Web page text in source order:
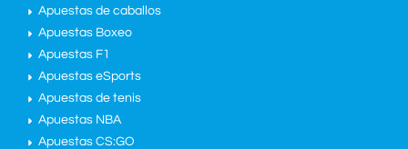
Apuestas de caballos
Apuestas Boxeo
Apuestas F1
Apuestas eSports
Apuestas de tenis
Apuestas NBA
Apuestas CS:GO